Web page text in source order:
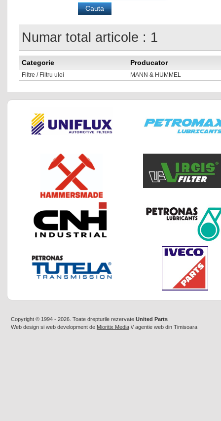
Numar total articole : 1
Categorie Producator
Filtre / Filtru ulei MANN & HUMMEL
Copyright © 1994 - 2026. Toate drepturile rezervate United Parts
Web design si web development de Mioritix Media // agentie web din Timisoara